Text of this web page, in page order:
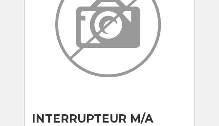
INTERRUPTEUR M/A